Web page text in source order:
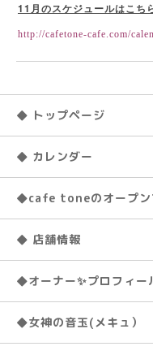
11 月のスケジュールはこち
http://cafetone-cafe.com/
◆ トップページ
◆ カレンダー
◆cafe toneのオープ
◆ 店舗情報
◆オーナー✨プロフィー
◆女神の音玉(メキュ）